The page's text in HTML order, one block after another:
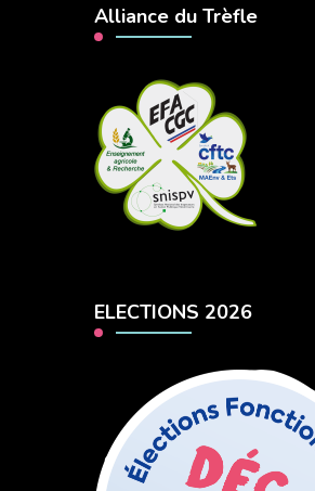
Alliance du Trèfle
ELECTIONS 2026